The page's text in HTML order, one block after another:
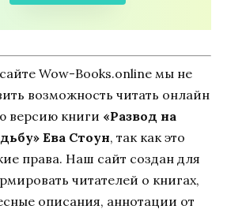
Wow-Books.online мы не
возможность читать онлайн
версию книги «Развод на
Ева Стоун, так как это
права. Наш сайт создан для
читателей о книгах,
описания, аннотации от